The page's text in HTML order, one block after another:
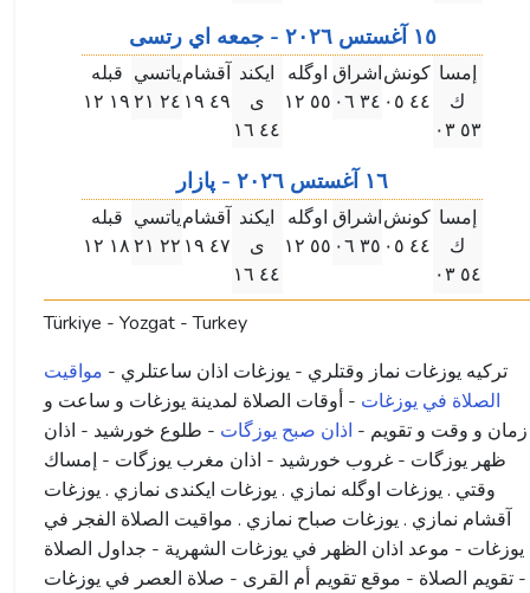
۱٥ آغستس ۲۰۲٦ - جمعه اي رتسى
إمسا
ك
٥۳ ۰۳
كونش
٤٤ ۰٥
اشراق
۳٤ ۰٦
اوگله
٥٥ ۱۲
ايكند
ى
٤٤ ۱٦
آقشام
٤٩ ۱٩
ياتسي
۲٤ ۲۱
قبله
۱٩ ۱۲
۱٦ آغستس ۲۰۲٦ - پازار
إمسا
ك
٥٤ ۰۳
كونش
٤٤ ۰٥
اشراق
۳٥ ۰٦
اوگله
٥٥ ۱۲
ايكند
ى
٤٤ ۱٦
آقشام
٤٧ ۱٩
ياتسي
۲۲ ۲۱
قبله
۱٨ ۱۲
Türkiye - Yozgat - Turkey
ترکیه يوزغات نماز وقتلري - يوزغات اذان ساعتلري - مواقيت
الصلاة في يوزغات - أوقات الصلاة لمدينة يوزغات و ساعت و
زمان و وقت و تقویم - اذان صبح یوزگات - طلوع خورشید - اذان
ظهر یوزگات - غروب خورشید - اذان مغرب یوزگات - إمساك
وقتي . يوزغات اوگله نمازي . يوزغات ايكندى نمازي . يوزغات
آقشام نمازي . يوزغات صباح نمازي . مواقيت الصلاة الفجر في
يوزغات - موعد اذان الظهر في يوزغات الشهرية - جداول الصلاة
- تقويم الصلاة - موقع تقويم أم القرى - صلاة العصر في يوزغات